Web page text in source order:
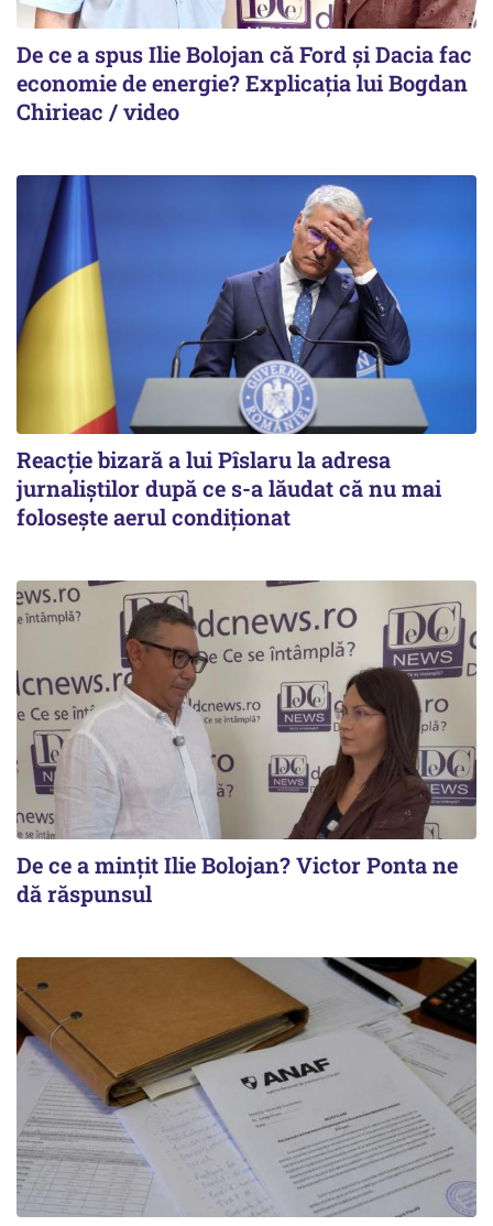
De ce a spus Ilie Bolojan că Ford și Dacia fac
economie de energie? Explicația lui Bogdan
Chirieac / video
Reacție bizară a lui Pîslaru la adresa
jurnaliștilor după ce s-a lăudat că nu mai
folosește aerul condiționat
De ce a mințit Ilie Bolojan? Victor Ponta ne
dă răspunsul